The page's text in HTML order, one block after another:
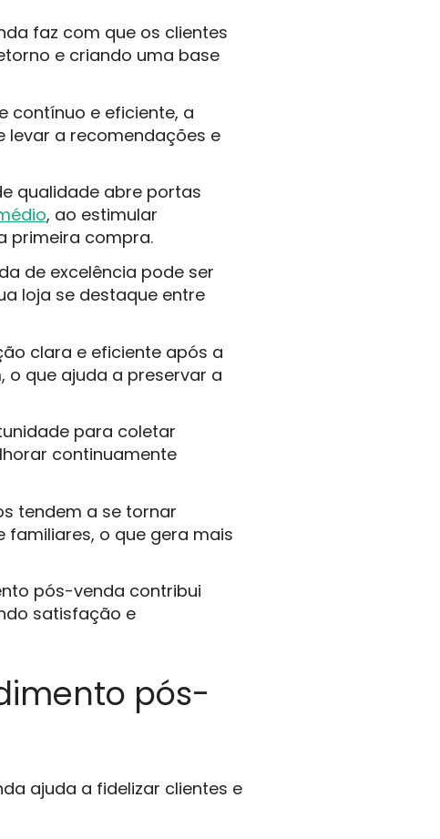
faz com que os clientes
e criando uma base
contínuo e eficiente, a
levar a recomendações e
qualidade abre portas
, ao estimular
primeira compra.
de excelência pode ser
loja se destaque entre
clara e eficiente após a
o que ajuda a preservar a
para coletar
continuamente
tendem a se tornar
o que gera mais
pós-venda contribui
satisfação e
pós-
ajuda a fidelizar clientes e